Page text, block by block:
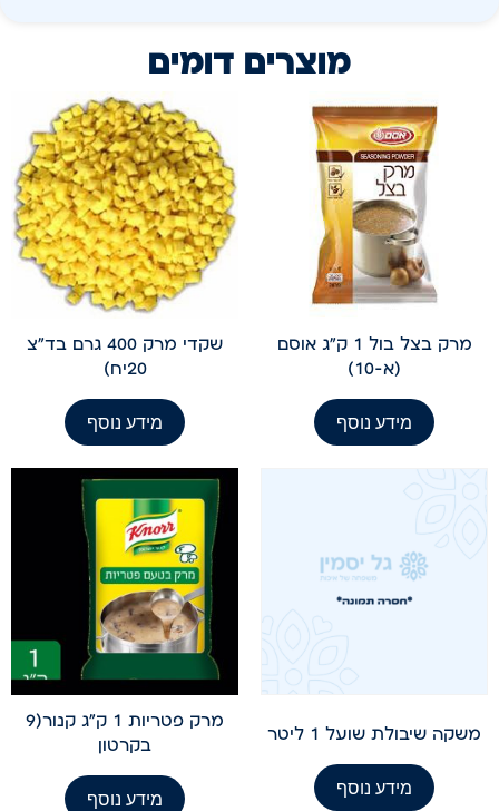
מוצרים דומים
מרק בצל בול 1 ק"ג אוסם
(א-10)
מידע נוסף
שקדי מרק 400 גרם בד"צ
20יח)
מידע נוסף
משקה שיבולת שועל 1 ליטר
מידע נוסף
מרק פטריות 1 ק"ג קנור(9
בקרטון
מידע נוסף